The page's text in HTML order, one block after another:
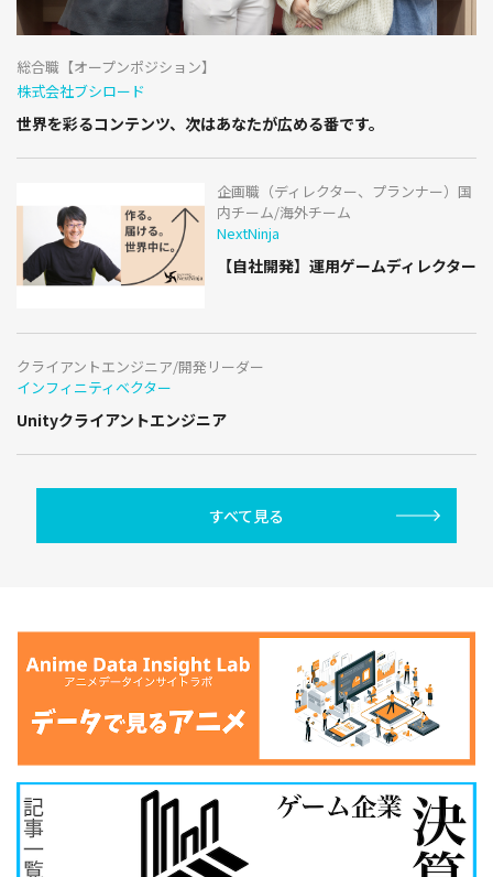
総合職【オープンポジション】
株式会社ブシロード
世界を彩るコンテンツ、次はあなたが広める番です。
企画職（ディレクター、プランナー）国
内チーム/海外チーム
NextNinja
【自社開発】運用ゲームディレクター
クライアントエンジニア/開発リーダー
インフィニティベクター
Unityクライアントエンジニア
すべて見る